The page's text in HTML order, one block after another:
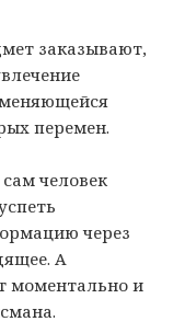
заказывают,
перемен.
человек
через
А
моментально и